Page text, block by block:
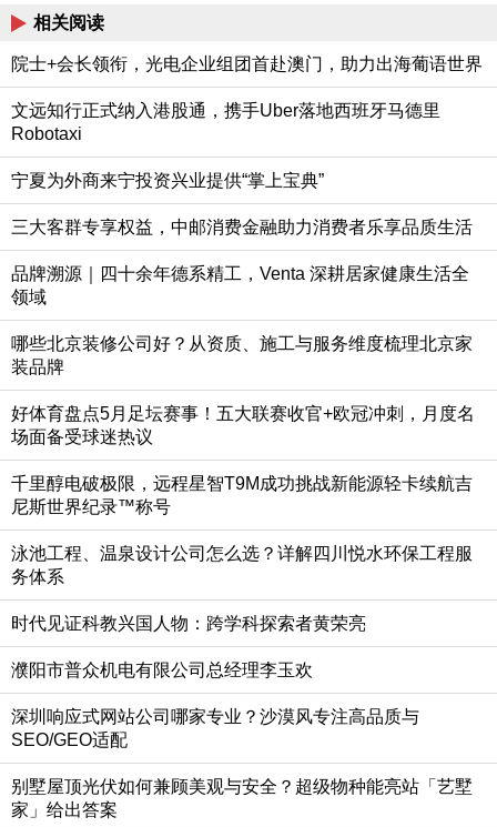
相关阅读
院士+会长领衔，光电企业组团首赴澳门，助力出海葡语世界
文远知行正式纳入港股通，携手Uber落地西班牙马德里
Robotaxi
宁夏为外商来宁投资兴业提供“掌上宝典”
三大客群专享权益，中邮消费金融助力消费者乐享品质生活
品牌溯源｜四十余年德系精工，Venta 深耕居家健康生活全
领域
哪些北京装修公司好？从资质、施工与服务维度梳理北京家
装品牌
好体育盘点5月足坛赛事！五大联赛收官+欧冠冲刺，月度名
场面备受球迷热议
千里醇电破极限，远程星智T9M成功挑战新能源轻卡续航吉
尼斯世界纪录™称号
泳池工程、温泉设计公司怎么选？详解四川悦水环保工程服
务体系
时代见证科教兴国人物：跨学科探索者黄荣亮
濮阳市普众机电有限公司总经理李玉欢
深圳响应式网站公司哪家专业？沙漠风专注高品质与
SEO/GEO适配
别墅屋顶光伏如何兼顾美观与安全？超级物种能亮站「艺墅
家」给出答案